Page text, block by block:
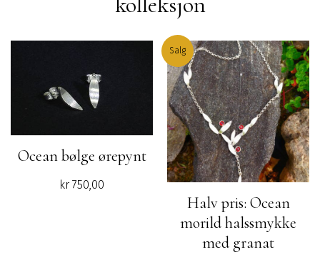
Ocean bølge ørepynt
kr 750,00
Salg
Halv pris: Ocean
morild halssmykke
med granat